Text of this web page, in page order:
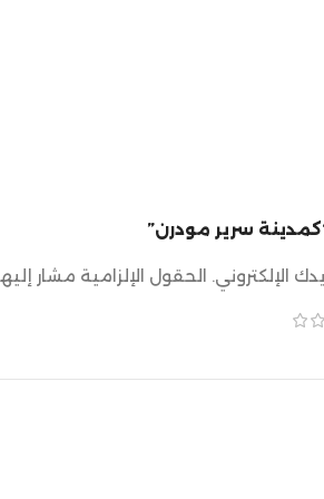
سرير مودرن”
الإلكتروني. الحقول الإلزامية مشار